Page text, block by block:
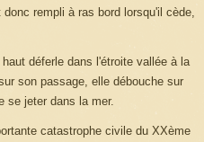
rempli à ras bord lorsqu'il cède,
haut déferle dans l'étroite vallée à la
son passage, elle débouche sur
se jeter dans la mer.
catastrophe civile du XXème